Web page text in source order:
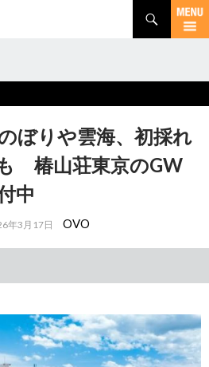
ぼりや雲海、初採れ
椿山荘東京のGW
中
年3月17日 OVO